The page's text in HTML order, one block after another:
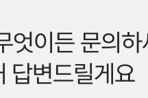
엇이든 문의
답변드릴게요